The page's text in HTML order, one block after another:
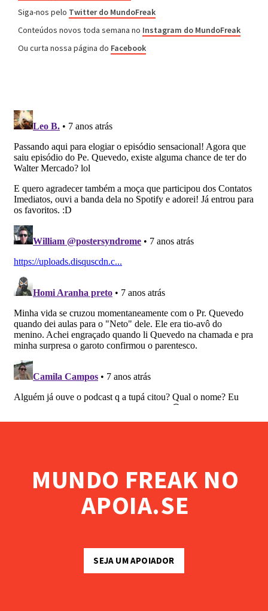
Siga-nos pelo Twitter do MundoFreak
Conteúdos novos toda semana no Instagram do MundoFreak
Ou curta nossa página do Facebook
MUNDO FREAK NO
APOIA.SE
SEJA UM APOIADOR